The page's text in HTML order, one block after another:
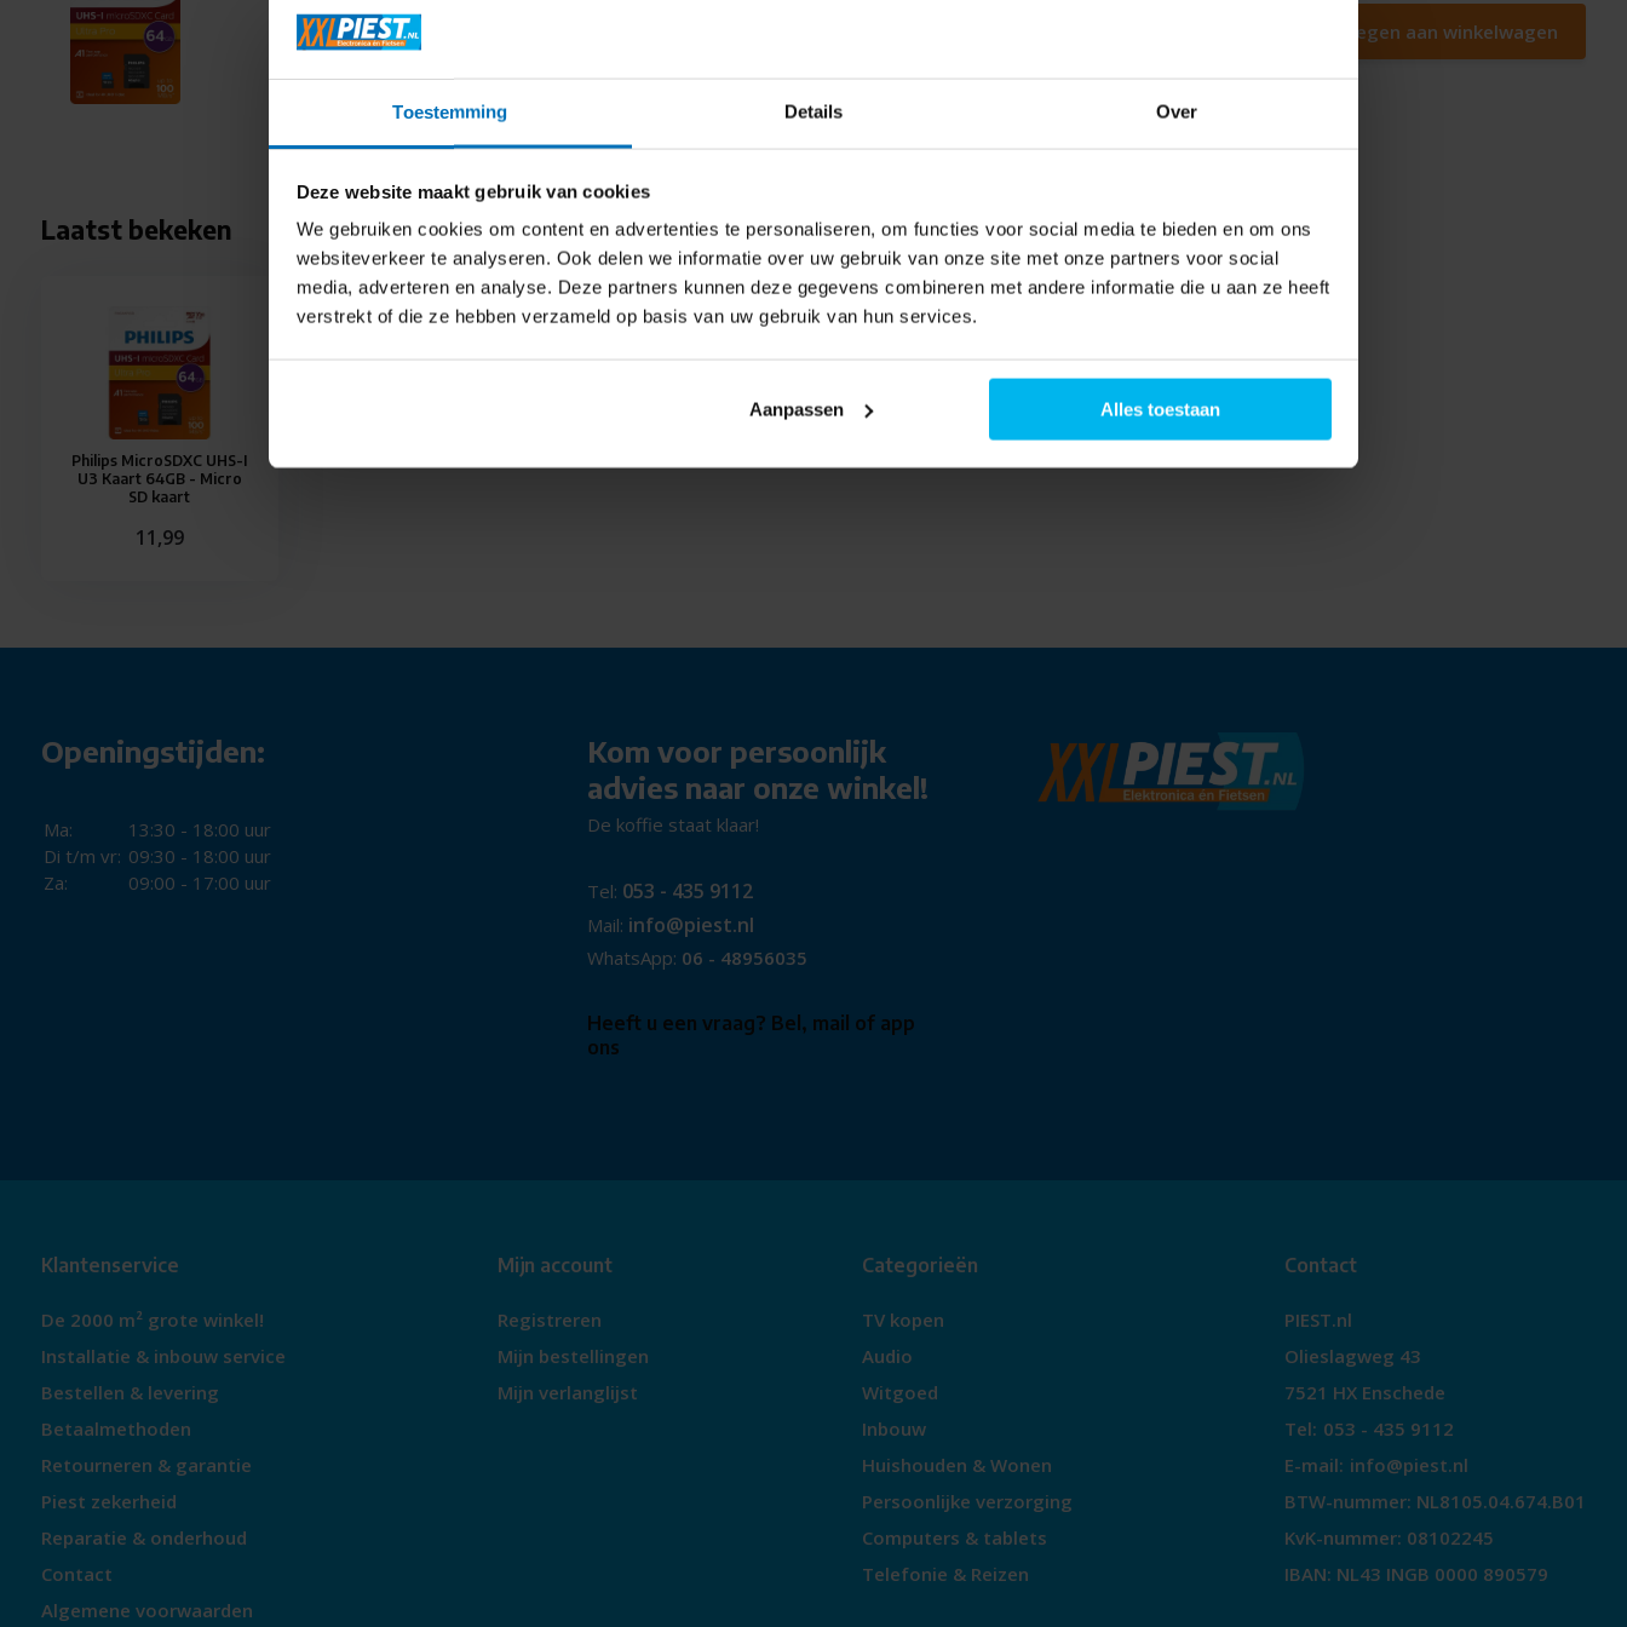
Toestemming Details Over
Deze website maakt gebruik van cookies
We gebruiken cookies om content en advertenties te personaliseren, om functies voor social media te bieden en om ons
websiteverkeer te analyseren. Ook delen we informatie over uw gebruik van onze site met onze partners voor social
media, adverteren en analyse. Deze partners kunnen deze gegevens combineren met andere informatie die u aan ze heeft
verstrekt of die ze hebben verzameld op basis van uw gebruik van hun services.
Aanpassen Alles toestaan
11,99 Toevoegen aan winkelwagen
Laatst bekeken
Philips MicroSDXC UHS-I
U3 Kaart 64GB - Micro
SD kaart
11,99
Openingstijden:
Ma:
13:30 - 18:00 uur
Di t/m vr: 09:30 - 18:00 uur
Za:
09:00 - 17:00 uur
Kom voor persoonlijk
advies naar onze winkel!
De koffie staat klaar!
Tel: 053 - 435 9112
Mail: info@piest.nl
WhatsApp: 06 - 48956035
Heeft u een vraag? Bel, mail of app
ons
Klantenservice
De 2000 m² grote winkel!
Installatie & inbouw service
Bestellen & levering
Betaalmethoden
Retourneren & garantie
Piest zekerheid
Reparatie & onderhoud
Contact
Algemene voorwaarden
Mijn account
Registreren
Mijn bestellingen
Mijn verlanglijst
Categorieën
TV kopen
Audio
Witgoed
Inbouw
Huishouden & Wonen
Persoonlijke verzorging
Computers & tablets
Telefonie & Reizen
Contact
PIEST.nl
Olieslagweg 43
7521 HX Enschede
Tel: 053 - 435 9112
E-mail: info@piest.nl
BTW-nummer: NL8105.04.674.B01
KvK-nummer: 08102245
IBAN: NL43 INGB 0000 890579